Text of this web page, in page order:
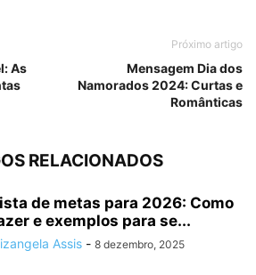
As
Próximo artigo
Mensagem Dia dos
Namorados 2024: Curtas e
Românticas
RELACIONADOS
de metas para 2026: Como
e exemplos para se...
Assis - 8 dezembro, 2025